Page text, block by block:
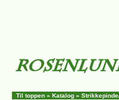
Til toppen » Katalog »